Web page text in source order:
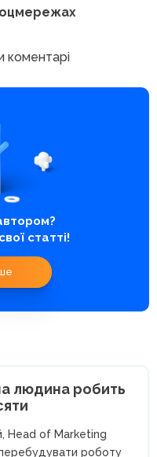
коментарі
статті!
людина робить
Head of Marketing
перебудувати роботу